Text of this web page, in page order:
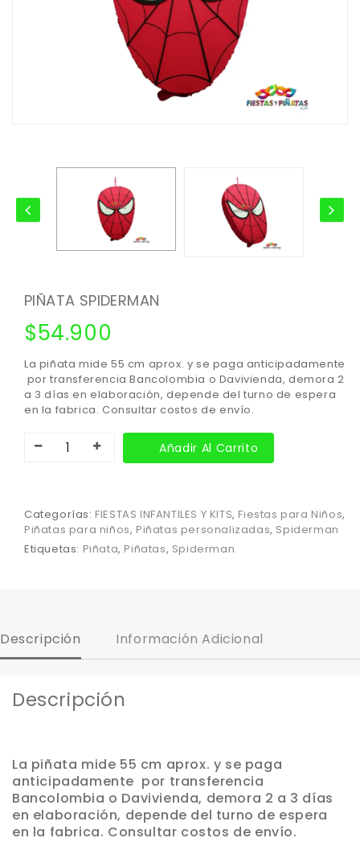
PIÑATA SPIDERMAN
$54.900
La piñata mide 55 cm aprox. y se paga anticipadamente
por transferencia Bancolombia o Davivienda, demora 2
a 3 días en elaboración, depende del turno de espera
en la fabrica. Consultar costos de envío.
Añadir Al Carrito
Categorías: FIESTAS INFANTILES Y KITS, Fiestas para Niños,
Piñatas para niños, Piñatas personalizadas, Spiderman
Etiquetas: Piñata, Piñatas, Spiderman
Descripción Información Adicional
Descripción
La piñata mide 55 cm aprox. y se paga
anticipadamente por transferencia
Bancolombia o Davivienda, demora 2 a 3 días
en elaboración, depende del turno de espera
en la fabrica. Consultar costos de envío.